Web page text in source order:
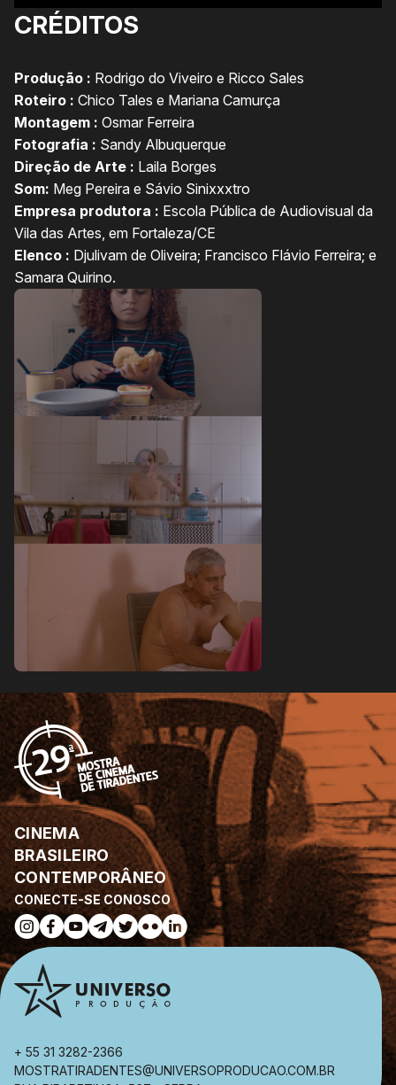
CRÉDITOS
Produção : Rodrigo do Viveiro e Ricco Sales
Roteiro : Chico Tales e Mariana Camurça
Montagem : Osmar Ferreira
Fotografia : Sandy Albuquerque
Direção de Arte : Laila Borges
Som: Meg Pereira e Sávio Sinixxxtro
Empresa produtora : Escola Pública de Audiovisual da
Vila das Artes, em Fortaleza/CE
Elenco : Djulivam de Oliveira; Francisco Flávio Ferreira; e
Samara Quirino.
+ 55 31 3282-2366
MOSTRATIRADENTES@UNIVERSOPRODUCAO.COM.BR
CONECTE-SE CONOSCO
CINEMA
BRASILEIRO
CONTEMPORÂNEO